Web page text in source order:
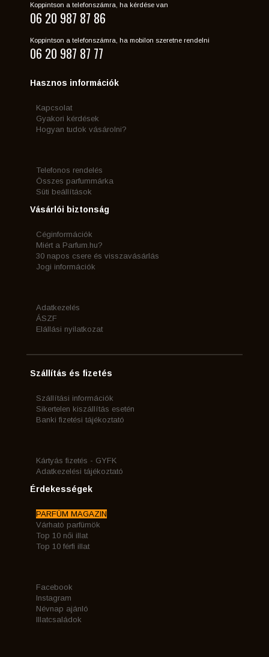
Koppintson a telefonszámra, ha kérdése van
06 20 987 87 86
Koppintson a telefonszámra, ha mobilon szeretne rendelni
06 20 987 87 77
Hasznos információk
Kapcsolat
Gyakori kérdések
Hogyan tudok vásárolni?
Telefonos rendelés
Összes parfummárka
Süti beállítások
Vásárlói biztonság
Céginformációk
Miért a Parfum.hu?
30 napos csere és visszavásárlás
Jogi információk
Adatkezelés
ÁSZF
Elállási nyilatkozat
Szállítás és fizetés
Szállítási információk
Sikertelen kiszállítás esetén
Banki fizetési tájékoztató
Kártyás fizetés - GYFK
Adatkezelési tájékoztató
Érdekességek
PARFÜM MAGAZIN
Várható parfümök
Top 10 női illat
Top 10 férfi illat
Facebook
Instagram
Névnap ajánló
Illatcsaládok